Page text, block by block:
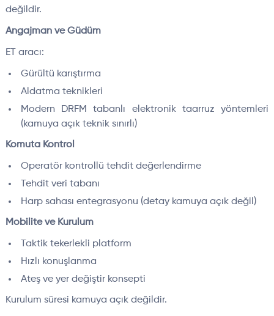
değildir.
Angajman ve Güdüm
ET aracı:
Gürültü karıştırma
Aldatma teknikleri
Modern DRFM tabanlı elektronik taarruz yöntemleri
(kamuya açık teknik sınırlı)
Komuta Kontrol
Operatör kontrollü tehdit değerlendirme
Tehdit veri tabanı
Harp sahası entegrasyonu (detay kamuya açık değil)
Mobilite ve Kurulum
Taktik tekerlekli platform
Hızlı konuşlanma
Ateş ve yer değiştir konsepti
Kurulum süresi kamuya açık değildir.